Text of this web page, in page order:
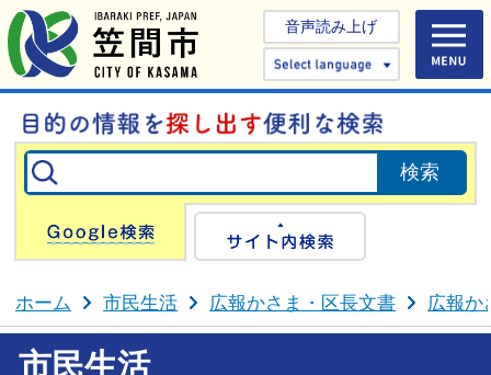
音声読み上げ
Select
Google検索
ホーム 市民生活 広報かさま・区長文書 広報か
市民生活